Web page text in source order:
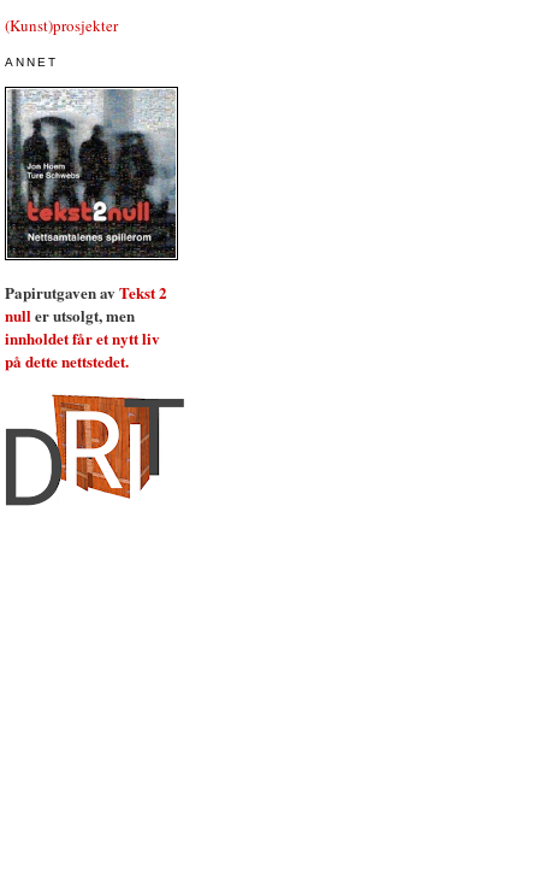
(Kunst)prosjekter
ANNET
Papirutgaven av Tekst 2
nuller utsolgt, men
innholdet får et nytt liv
på dette nettstedet.